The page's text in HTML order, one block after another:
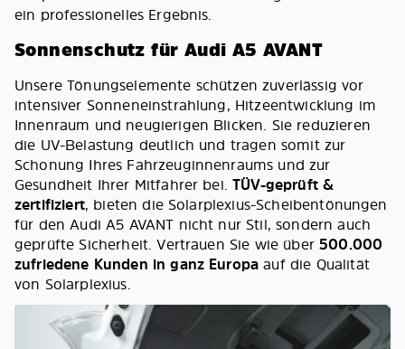
ein professionelles Ergebnis.
Sonnenschutz für Audi A5 AVANT
Unsere Tönungselemente schützen zuverlässig vor
intensiver Sonneneinstrahlung, Hitzeentwicklung im
Innenraum und neugierigen Blicken. Sie reduzieren
die UV-Belastung deutlich und tragen somit zur
Schonung Ihres Fahrzeuginnenraums und zur
Gesundheit Ihrer Mitfahrer bei.TÜV-geprüft &
zertifiziert, bieten die Solarplexius-Scheibentönungen
für den Audi A5 AVANT nicht nur Stil, sondern auch
geprüfte Sicherheit. Vertrauen Sie wie über500.000
zufriedene Kunden in ganz Europa auf die Qualität
von Solarplexius.